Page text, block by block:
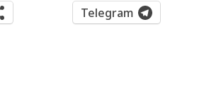
Telegram